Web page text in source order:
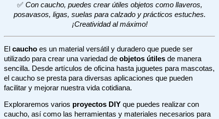
✅ Con caucho, puedes crear útiles objetos como llaveros,
posavasos, ligas, suelas para calzado y prácticos estuches.
¡Creatividad al máximo!
El caucho es un material versátil y duradero que puede ser
utilizado para crear una variedad de objetos útiles de manera
sencilla. Desde artículos de oficina hasta juguetes para mascotas,
el caucho se presta para diversas aplicaciones que pueden
facilitar y mejorar nuestra vida cotidiana.
Exploraremos varios proyectos DIY que puedes realizar con
caucho, así como las herramientas y materiales necesarios para